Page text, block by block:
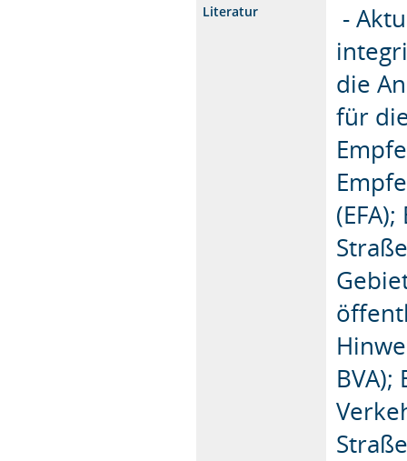
Literatur
-
die
für